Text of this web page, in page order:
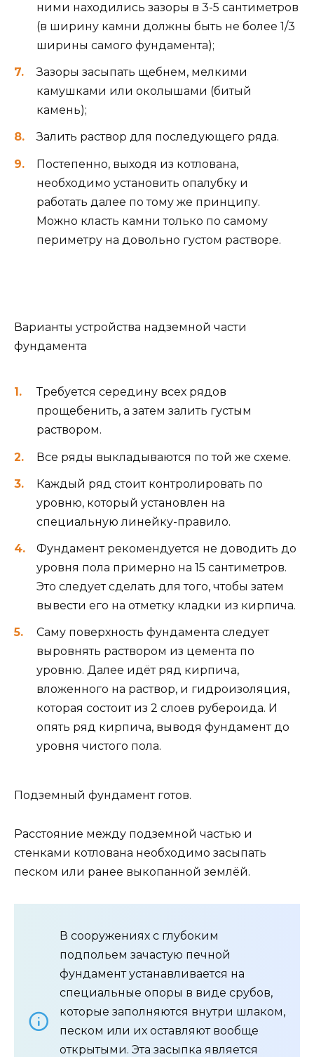
ними находились зазоры в 3-5 сантиметров
(в ширину камни должны быть не более 1/3
ширины самого фундамента);
Зазоры засыпать щебнем, мелкими
камушками или околышами (битый
камень);
Залить раствор для последующего ряда.
Постепенно, выходя из котлована,
необходимо установить опалубку и
работать далее по тому же принципу.
Можно класть камни только по самому
периметру на довольно густом растворе.
Варианты устройства надземной части
фундамента
Требуется середину всех рядов
прощебенить, а затем залить густым
раствором.
Все ряды выкладываются по той же схеме.
Каждый ряд стоит контролировать по
уровню, который установлен на
специальную линейку-правило.
Фундамент рекомендуется не доводить до
уровня пола примерно на 15 сантиметров.
Это следует сделать для того, чтобы затем
вывести его на отметку кладки из кирпича.
Саму поверхность фундамента следует
выровнять раствором из цемента по
уровню. Далее идёт ряд кирпича,
вложенного на раствор, и гидроизоляция,
которая состоит из 2 слоев рубероида. И
опять ряд кирпича, выводя фундамент до
уровня чистого пола.
Подземный фундамент готов.
Расстояние между подземной частью и
стенками котлована необходимо засыпать
песком или ранее выкопанной землёй.
В сооружениях с глубоким
подпольем зачастую печной
фундамент устанавливается на
специальные опоры в виде срубов,
которые заполняются внутри шлаком,
песком или их оставляют вообще
открытыми. Эта засыпка является